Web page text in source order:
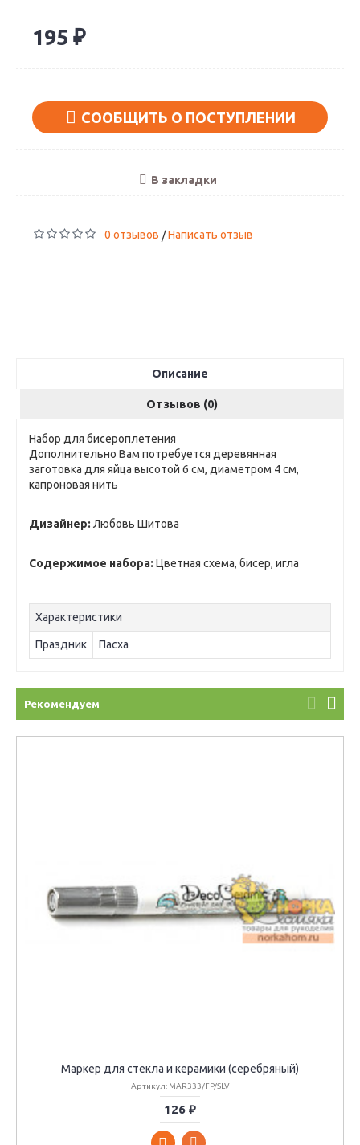
195 ₽
СООБЩИТЬ О ПОСТУПЛЕНИИ
В закладки
0 отзывов /Написать отзыв
Описание
Отзывов (0)
Набор для бисероплетения
Дополнительно Вам потребуется деревянная
заготовка для яйца высотой 6 см, диаметром 4 см,
капроновая нить
Дизайнер: Любовь Шитова
Содержимое набора: Цветная схема, бисер, игла
Характеристики
Праздник Пасха
Рекомендуем
Маркер для стекла и керамики (серебряный)
Артикул: MAR333/FP/SLV
126 ₽